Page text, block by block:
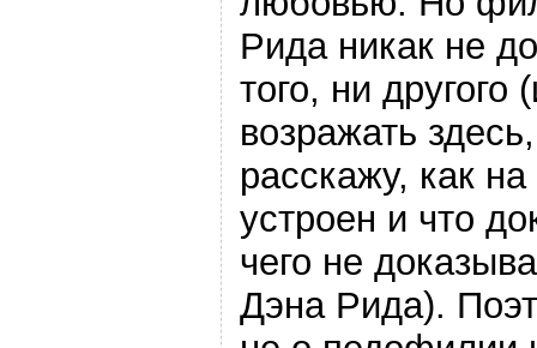
Рида никак не
того, ни
возражать
расскажу, как
устроен и что
чего не
Дэна Рида).